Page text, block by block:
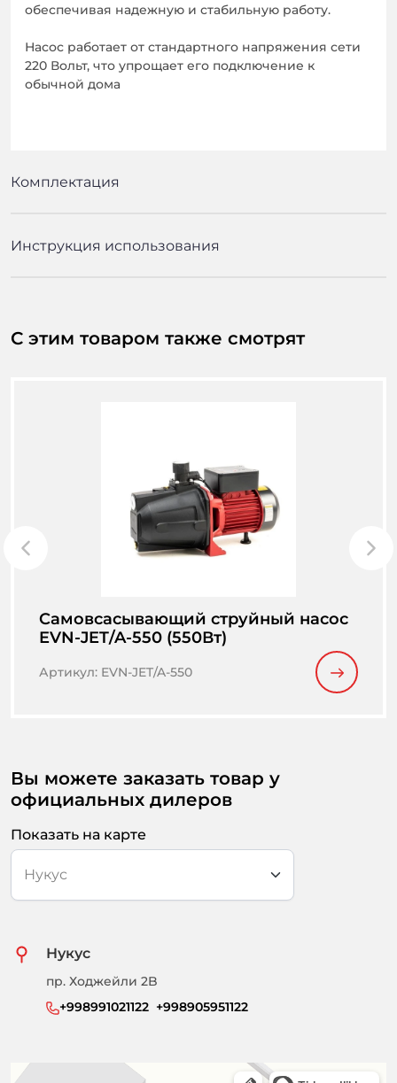
обеспечивая надежную и стабильную работу.
Насос работает от стандартного напряжения сети
220 Вольт, что упрощает его подключение к
обычной дома
Комплектация
Инструкция использования
С этим товаром также смотрят
Cамовсасывающий струйный насос
EVN-JET/A-550 (550Вт)
Артикул: EVN-JET/A-550
Вы можете заказать товар у
официальных дилеров
Показать на карте
Нукус
пр. Ходжейли 2B
+998991021122  +998905951122